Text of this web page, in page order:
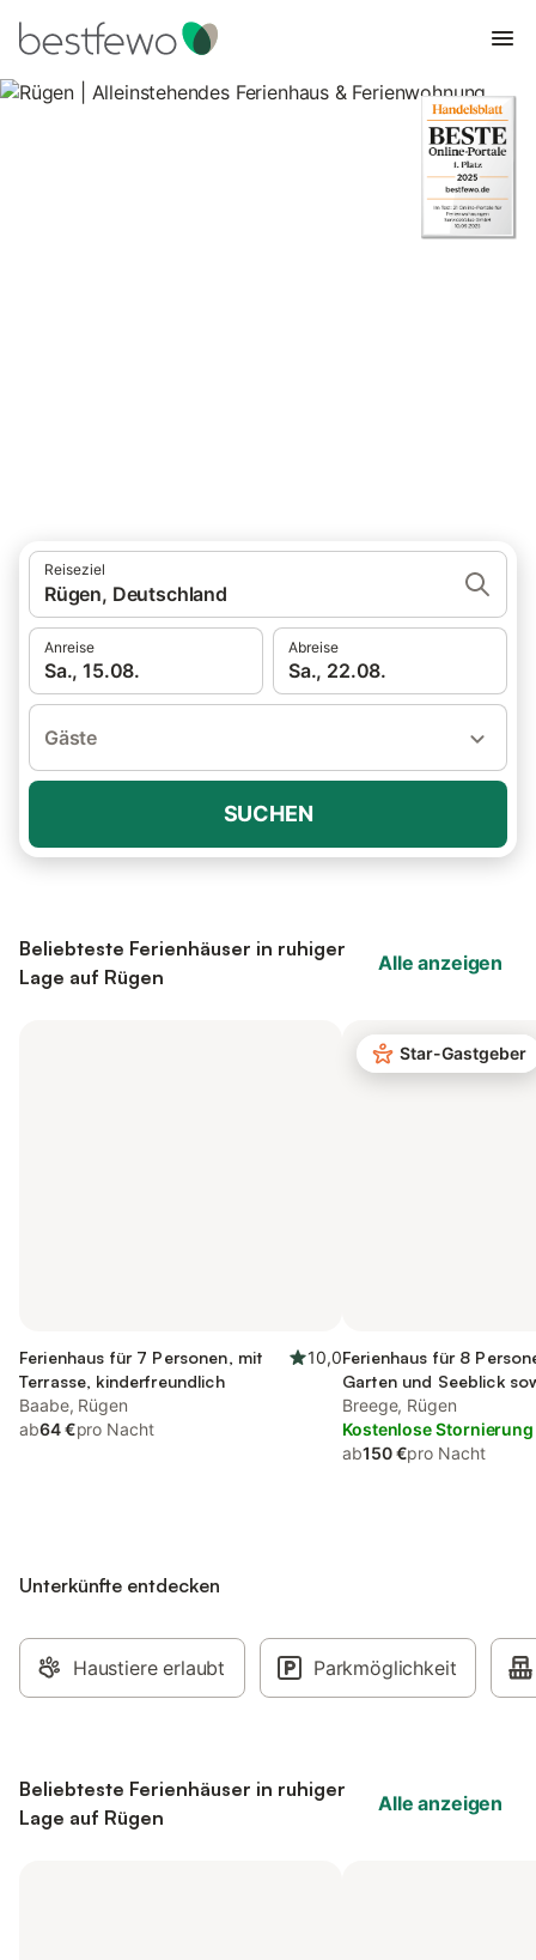
Reiseziel
Rügen, Deutschland
Anreise
Sa., 15.08.
Abreise
Sa., 22.08.
Gäste
SUCHEN
Beliebteste Ferienhäuser in ruhiger
Lage auf Rügen
Alle anzeigen
Ferienhaus für 7 Personen, mit
Terrasse, kinderfreundlich
10,0
Baabe, Rügen
ab64 €pro Nacht
Star-Gastgeber
Ferienhaus für 8
Garten und Seeblick
Breege, Rügen
Kostenlose Stornierung
ab150 €pro Nacht
Unterkünfte entdecken
Haustiere erlaubt Parkmöglichkeit
Beliebteste Ferienhäuser in ruhiger
Lage auf Rügen
Alle anzeigen